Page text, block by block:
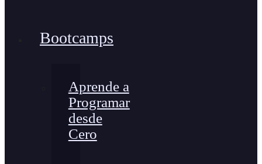
Bootcamps
Aprende a
Programar
desde
Cero